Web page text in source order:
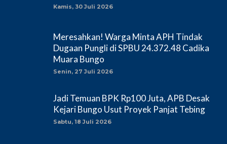
Kamis, 30 Juli 2026
Meresahkan! Warga Minta APH Tindak
Dugaan Pungli di SPBU 24.372.48 Cadika
Muara Bungo
Senin, 27 Juli 2026
Jadi Temuan BPK Rp100 Juta, APB Desak
Kejari Bungo Usut Proyek Panjat Tebing
Sabtu, 18 Juli 2026